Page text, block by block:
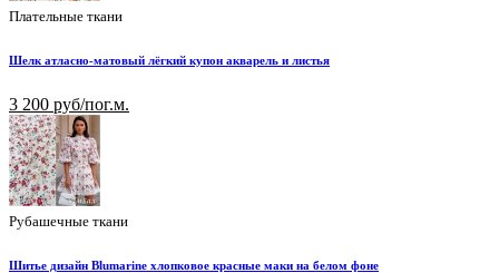
Плательные ткани
Шелк атласно-матовый лёгкий купон акварель и листья
3 200 руб/пог.м.
Рубашечные ткани
Шитье дизайн Blumarine хлопковое красные маки на белом фоне